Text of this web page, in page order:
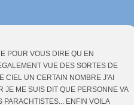
POUR VOUS DIRE QU EN
VUE DES SORTES DE
CIEL UN CERTAIN NOMBRE J'AI
JE ME SUIS DIT QUE PERSONNE VA
PARACHTISTES... ENFIN VOILA